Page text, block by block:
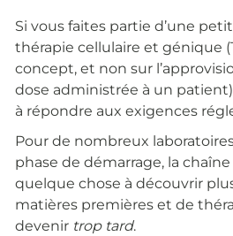
Si vous faites partie d’une
thérapie cellulaire et génique
concept, et non sur
dose administrée à un
à répondre aux exigences
Pour de nombreux
phase de démarrage, la
quelque chose à découvrir
matières premières et de
devenir trop tard.